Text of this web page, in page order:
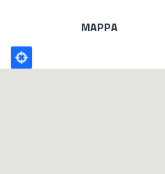
MAPPA
Poligono
GEO